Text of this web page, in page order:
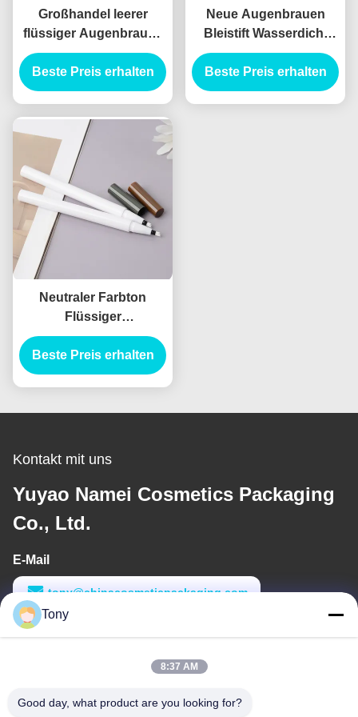
Großhandel leerer
flüssiger Augenbrauen
Make-up Twist Pen rosa
Augenbrauen Farbton
Bleistift Tube Behälter
Gabelspitzen
Beste Preis erhalten
Neue Augenbrauen
Bleistift Wasserdicht
Gabel Spitze
Augenbrauen Tattoo
Pen OEM Hot Sale Vier
Beste Preis erhalten
Neutraler Farbton
Flüssiger
Augenbrauenbehälter
Beste Preis erhalten
Kontakt mit uns
Yuyao Namei Cosmetics Packaging
Co., Ltd.
E-Mail
tony@chinacosmeticpackaging.com
Arbeitszeit
Tony
8:37 AM
Good day, what product are you looking for?